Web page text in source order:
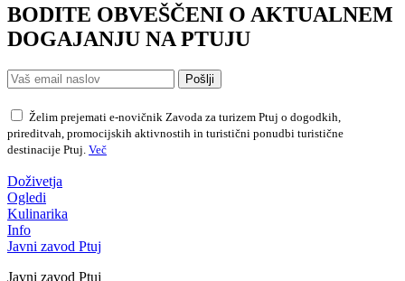
BODITE OBVEŠČENI O AKTUALNEM
DOGAJANJU NA PTUJU
Pošlji
Želim prejemati e-novičnik Zavoda za turizem Ptuj o dogodkih,
prireditvah, promocijskih aktivnostih in turistični ponudbi turistične
destinacije Ptuj. Več
Doživetja
Ogledi
Kulinarika
Info
Javni zavod Ptuj
Javni zavod Ptuj